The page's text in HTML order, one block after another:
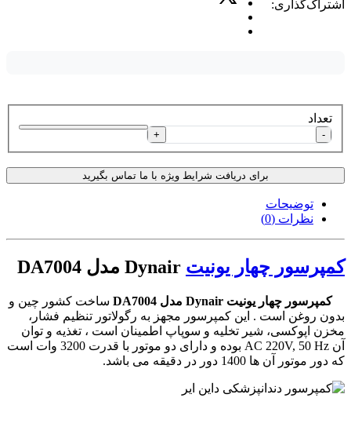
اشتراک‌گذاری:
تعداد
-
+
برای دریافت شرایط ویژه با ما تماس بگیرید
توضیحات
نظرات (0)
کمپرسور چهار یونیت
کمپرسور چهار یونیت Dynair مدل DA7004
ساخت کشور چین و
بدون روغن است . این کمپرسور مجهز به رگولاتور تنظیم فشار،
مخزن اپوکسی، شیر تخلیه و سوپاپ اطمینان است ، تغذیه و توان
آن AC 220V, 50 Hz بوده و دارای دو موتور با قدرت 3200 وات است
که دور موتور آن ها 1400 دور در دقیقه می باشد.